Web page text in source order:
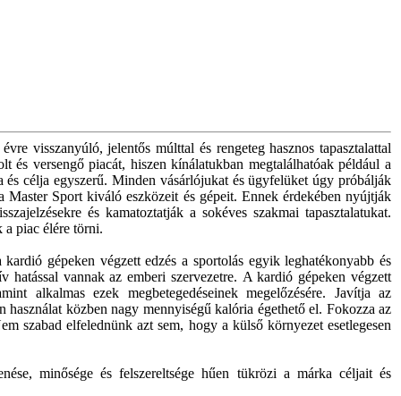
visszanyúló, jelentős múlttal és rengeteg hasznos tapasztalattal
versengő piacát, hiszen kínálatukban megtalálhatóak például a
célja egyszerű. Minden vásárlójukat és ügyfelüket úgy próbálják
Sport kiváló eszközeit és gépeit. Ennek érdekében nyújtják
és kamatoztatják a sokéves szakmai tapasztalatukat.
a piac élére törni.
gépeken végzett edzés a sportolás egyik leghatékonyabb és
hatással vannak az emberi szervezetre. A kardió gépeken végzett
alkalmas ezek megbetegedéseinek megelőzésére. Javítja az
közben nagy mennyiségű kalória égethető el. Fokozza az
szabad elfelednünk azt sem, hogy a külső környezet esetlegesen
minősége és felszereltsége hűen tükrözi a márka céljait és